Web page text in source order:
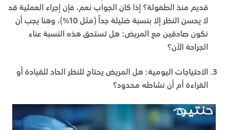
قديم منذ الطفولة؟ إذا كان الجواب نعم، فإن إجراء العملية قد
لا يحسن النظر إلا بنسبة ضئيلة جداً (مثل 10%)، وهنا يجب أن
نكون صادقين مع المريض: هل تستحق هذه النسبة عناء
الجراحة الآن؟
الاحتياجات اليومية: هل المريض يحتاج للنظر الحاد للقيادة أو
القراءة أم أن نشاطه محدود؟